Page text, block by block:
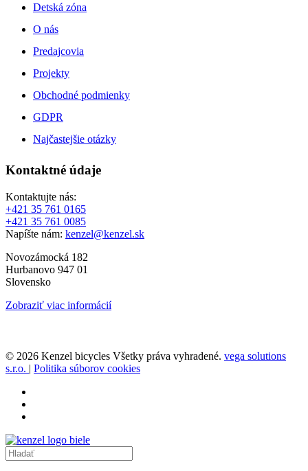
Detská zóna
O nás
Predajcovia
Projekty
Obchodné podmienky
GDPR
Najčastejšie otázky
Kontaktné údaje
Kontaktujte nás:
+421 35 761 0165
+421 35 761 0085
Napíšte nám: kenzel@kenzel.sk
Novozámocká 182
Hurbanovo 947 01
Slovensko
Zobraziť viac informácií
© 2026 Kenzel bicycles Všetky práva vyhradené. vega solutions
s.r.o. | Politika súborov cookies